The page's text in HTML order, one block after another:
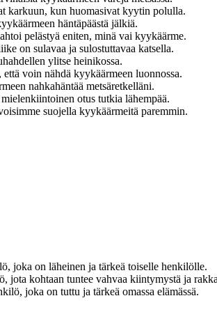
karkuun, kun huomasivat kyytin polulla.
häntäpäästä jälkiä.
pelästyä eniten, minä vai kyykäärme.
on sulavaa ja sulostuttavaa katsella.
ylitse heinikossa.
voin nähdä kyykäärmeen luonnossa.
nahkahäntää metsäretkelläni.
otus tutkia lähempää.
suojella kyykäärmeitä paremmin.
joka on läheinen ja tärkeä toiselle henkilölle.
jota kohtaan tuntee vahvaa kiintymystä ja
joka on tuttu ja tärkeä omassa elämässä.